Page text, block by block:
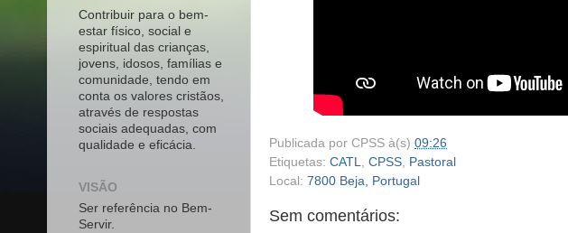
Publicada por CPSS à(s) 09:26
Etiquetas: CATL CPSS
Pastoral
Local: 7800 Beja, Portugal
Sem comentários:
Contribuir para o bem-
estar físico, social e
espiritual das crianças,
jovens, idosos, famílias e
comunidade, tendo em
conta os valores cristãos,
através de respostas
sociais adequadas, com
qualidade e eficácia.
VISÃO
Ser referência no Bem-
Servir.